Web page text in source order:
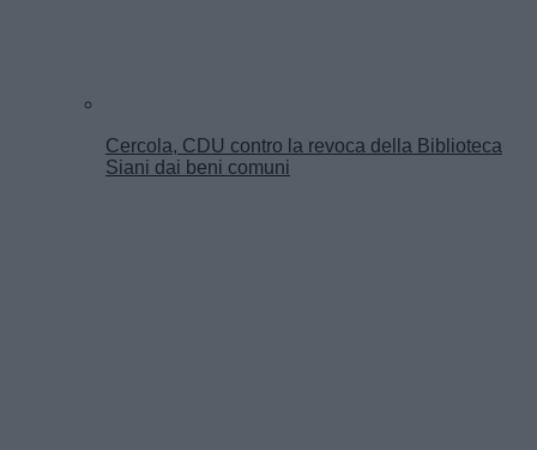
Cercola, CDU contro la revoca della Biblioteca
Siani dai beni comuni